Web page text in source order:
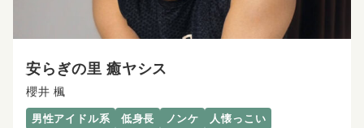
安らぎの里 癒ヤシス
櫻井 楓
男性アイドル系 低身長 ノンケ
人懐っこい